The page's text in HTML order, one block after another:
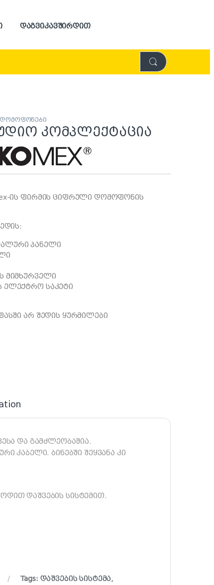
დაგვიკავშირდით
დომოფონები
კომპლექტაცია
ის ფირმის ციფრული დომოფონის
პანელი
მიმხურველი
ელექტრო საკეტი
არ შედის ყურმილები
და გამძლეობაშია.
კაბელი. ბინებში შეყვანა კი
დაშვების სისტემით.
Tags: დაშვების სისტემა,